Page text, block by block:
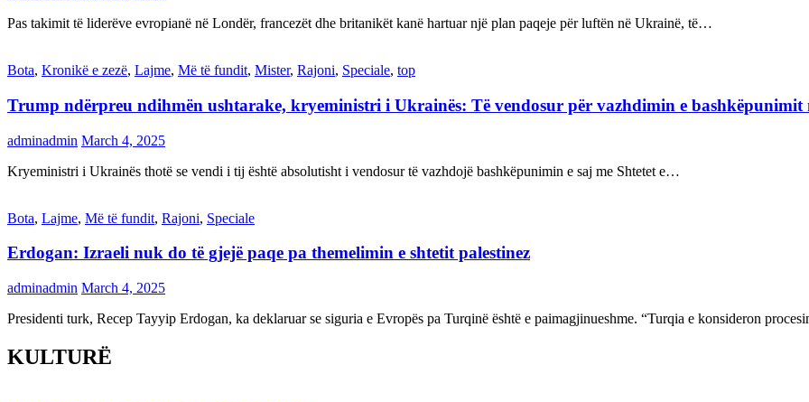
Pas takimit të liderëve evropianë në Londër, francezët dhe britanikët kanë hartuar një plan paqeje për luftën në Ukrainë, të…
Bota, Kronikë e zezë, Lajme, Më të fundit, Mister, Rajoni, Speciale, top
Trump ndërpreu ndihmën ushtarake, kryeministri i Ukrainës: Të vendosur për vazhdimin e bashkëpunimit
adminadmin March 4, 2025
Kryeministri i Ukrainës thotë se vendi i tij është absolutisht i vendosur të vazhdojë bashkëpunimin e saj me Shtetet e…
Bota, Lajme, Më të fundit, Rajoni, Speciale
Erdogan: Izraeli nuk do të gjejë paqe pa themelimin e shtetit palestinez
adminadmin March 4, 2025
Presidenti turk, Recep Tayyip Erdogan, ka deklaruar se siguria e Evropës pa Turqinë është e paimagjinueshme. “Turqia e konsideron
KULTURË